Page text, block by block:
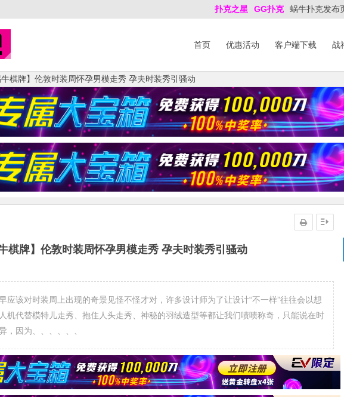
扑克之星 GG扑克 蜗牛扑克发布
首页 优惠活动 客户端下载 战
牛棋牌】伦敦时装周怀孕男模走秀 孕夫时装秀引骚动
牛棋牌】伦敦时装周怀孕男模走秀 孕夫时装秀引骚动
应该对时装周上出现的奇景见怪不怪才对，许多设计师为了让设计“不一样”往往会以想
机代替模特儿走秀、抱住人头走秀、神秘的羽绒造型等都让我们啧啧称奇，只能说在时
，因为、、、、、、